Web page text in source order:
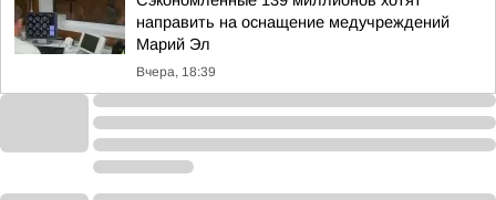
направить на оснащение медучреждений
Марий Эл
Вчера, 18:39